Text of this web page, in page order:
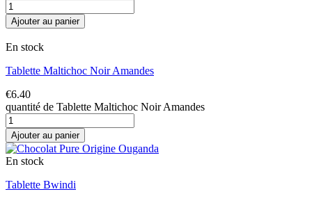
Ajouter au panier
En stock
Tablette Maltichoc Noir Amandes
€6.40
quantité de Tablette Maltichoc Noir Amandes
Ajouter au panier
En stock
Tablette Bwindi